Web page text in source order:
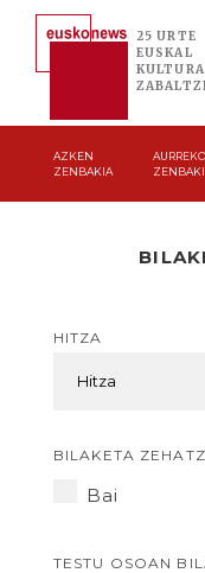
25 URTE
EUSKAL
KULTURA
AZKEN
ZENBAKIA
AURREKO
HITZA
BILAKETA
Bai
TESTU OSOAN